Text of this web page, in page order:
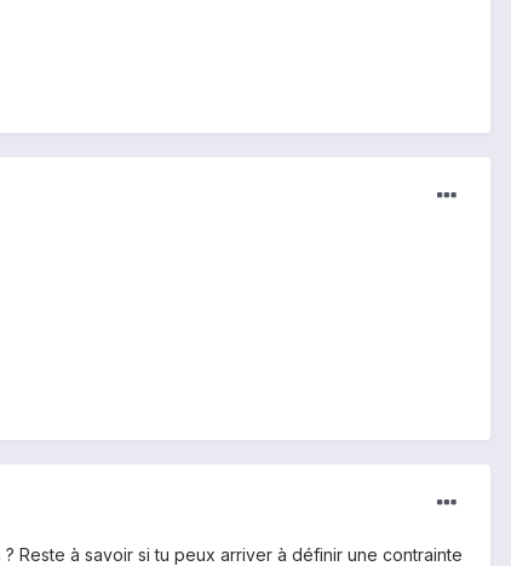
Reste à savoir si tu peux arriver à définir une contrainte